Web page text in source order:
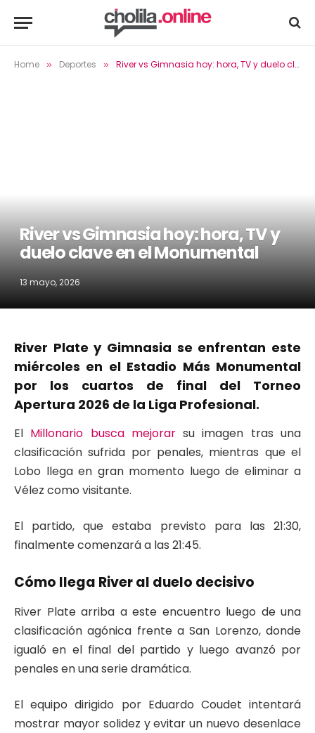
Home » Deportes » River vs Gimnasia hoy: hora, TV y duelo clave en el Monumental
River vs Gimnasia hoy: hora, TV y
duelo clave en el Monumental
13 mayo, 2026
River Plate y Gimnasia se enfrentan este
miércoles en el Estadio Más Monumental
por los cuartos de final del Torneo
Apertura 2026 de la Liga Profesional.
El Millonario busca mejorarsu imagen tras una
clasificación sufrida por penales, mientras que el
Lobo llega en gran momento luego de eliminar a
Vélez como visitante.
El partido, que estaba previsto para las 21:30,
finalmente comenzará a las 21:45.
Cómo llega River al duelo decisivo
River Platearriba a este encuentro luego de una
clasificación agónica frente a San Lorenzo, donde
igualó en el final del partido y luego avanzó por
penales en una serie dramática.
El equipo dirigido por Eduardo Coudet intentará
mostrar mayor solidez y evitar un nuevo desenlace